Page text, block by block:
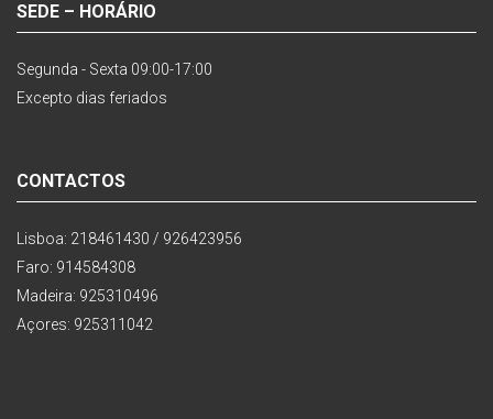
SEDE – HORÁRIO
Segunda - Sexta 09:00-17:00
Excepto dias feriados
CONTACTOS
Lisboa: 218461430 / 926423956
Faro: 914584308
Madeira: 925310496
Açores: 925311042